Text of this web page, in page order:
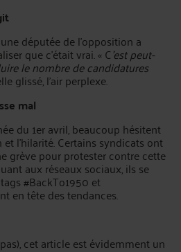
députée de l’opposition a
que c’était vrai. « C’est peut-
le nombre de candidatures
glissé, l’air perplexe.
mal
du 1er avril, beaucoup hésitent
l’hilarité. Certains syndicats ont
grève pour protester contre cette
aux réseaux sociaux, ils se
#BackTo1950 et
en tête des tendances.
cet article est évidemment un